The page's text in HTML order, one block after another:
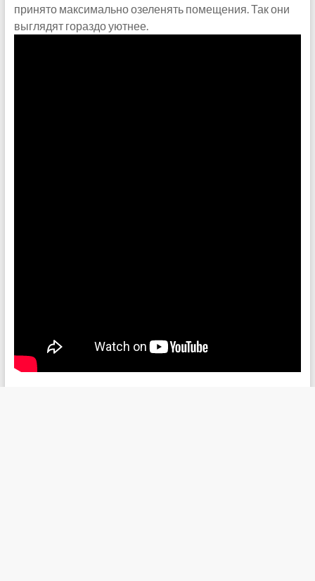
принято максимально озеленять помещения. Так они
выглядят гораздо уютнее.